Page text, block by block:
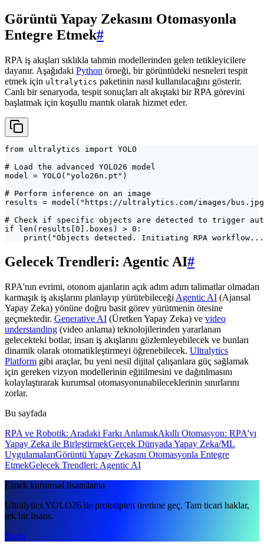
Görüntü Yapay Zekasını Otomasyonla
Entegre Etmek#
RPA iş akışları sıklıkla tahmin modellerinden gelen tetikleyicilere
dayanır. Aşağıdaki Python örneği, bir görüntüdeki nesneleri tespit
etmek için ultralytics paketinin nasıl kullanılacağını gösterir.
Canlı bir senaryoda, tespit sonuçları alt akıştaki bir RPA görevini
başlatmak için koşullu mantık olarak hizmet eder.
from ultralytics import YOLO
# Load the advanced YOLO26 model
model = YOLO("yolo26n.pt")
# Perform inference on an image
results = model("https://ultralytics.com/images/
# Check if specific objects are detected to trigger
if len(results[0].boxes) > 0:
print("Objects detected. Initiating RPA
Gelecek Trendleri: Agentic AI#
RPA'nın evrimi, otonom ajanların açık adım adım talimatlar olmadan
karmaşık iş akışlarını planlayıp yürütebileceği Agentic AI (Ajansal
Yapay Zeka) yönüne doğru basit görev yürütmenin ötesine
geçmektedir. Generative AI (Üretken Yapay Zeka) ve video
understanding (video anlama) teknolojilerinden yararlanan
gelecekteki botlar, insan iş akışlarını gözlemleyebilecek ve bunları
dinamik olarak otomatikleştirmeyi öğrenebilecek. Ultralytics
Platform gibi araçlar, bu yeni nesil dijital çalışanlara güç sağlamak
için gereken vizyon modellerinin eğitilmesini ve dağıtılmasını
kolaylaştırarak kurumsal otomasyonunabileceklerinin sınırlarını
zorlar.
Bu sayfada
RPA ve Robotik: Aradaki Farkı AnlamakAkıllı Otomasyon: RPA'yı
Yapay Zeka ile BirleştirmekGerçek Dünyada Yapay Zeka/ML
UygulamalarıGörüntü Yapay Zekasını Otomasyonla Entegre
EtmekGelecek Trendleri: Agentic AI
Esnek kurumsal lisanslama
Ultralytics YOLO26 ile prototipten üretime geç. Tam ticari haklar,
tek bir lisans.
Başla